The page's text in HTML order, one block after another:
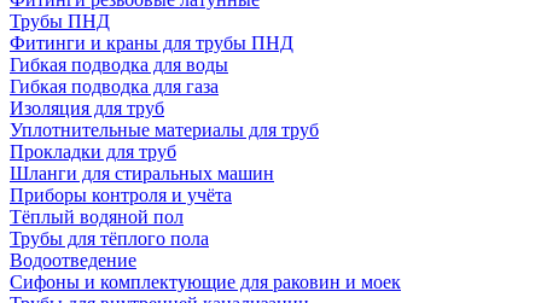
Трубы ПНД
Фитинги и краны для трубы ПНД
Гибкая подводка для воды
Гибкая подводка для газа
Изоляция для труб
Уплотнительные материалы для труб
Прокладки для труб
Шланги для стиральных машин
Приборы контроля и учёта
Тёплый водяной пол
Трубы для тёплого пола
Водоотведение
Сифоны и комплектующие для раковин и моек